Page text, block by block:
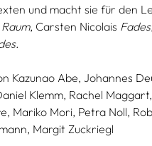
und macht sie für den
, Carsten Nicolais Fades
.
Kazunao Abe, Johannes
Klemm, Rachel Maggart,
Mariko Mori, Petra Noll,
Margit Zuckriegl